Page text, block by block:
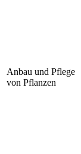
Anbau und Pflege
von Pflanzen